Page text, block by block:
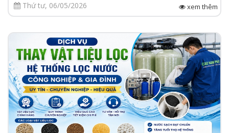
Thứ tư, 06/05/2026 xem thêm